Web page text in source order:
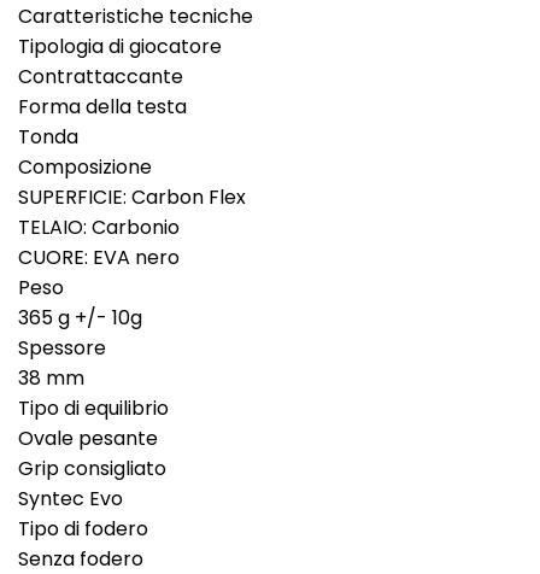
Caratteristiche tecniche
Tipologia di giocatore
Contrattaccante
Forma della testa
Tonda
Composizione
SUPERFICIE: Carbon Flex
TELAIO: Carbonio
CUORE: EVA nero
Peso
365 g +/- 10g
Spessore
38 mm
Tipo di equilibrio
Ovale pesante
Grip consigliato
Syntec Evo
Tipo di fodero
Senza fodero